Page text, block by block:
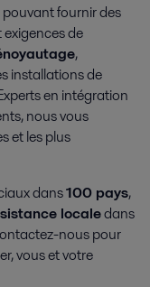
pouvant fournir des
de
,
installations de
en intégration
nous vous
et les plus
dans100 pays,
localedans
nous pour
vous et votre